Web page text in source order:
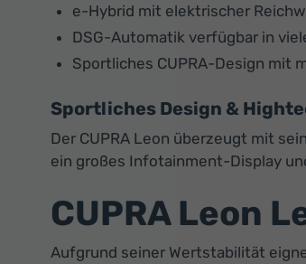
e-Hybrid mit elektrischer
DSG-Automatik verfügbar in
Sportliches CUPRA-Design mit
Sportliches Design &
Der CUPRA Leon überzeugt mit
ein großes Infotainment-Display
CUPRA Leon
Aufgrund seiner Wertstabilität